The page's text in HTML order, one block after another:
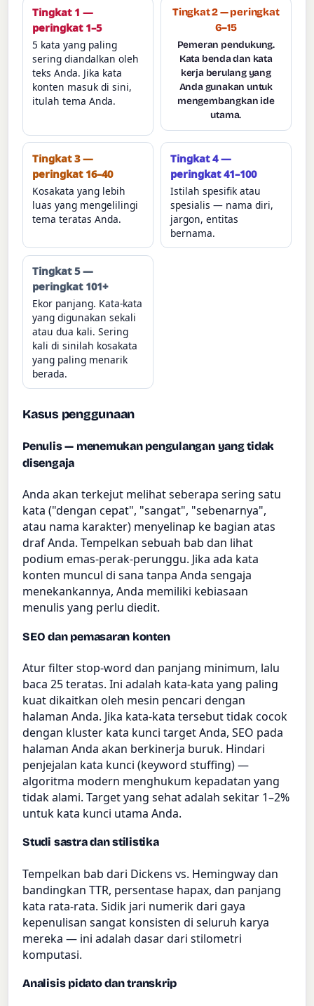
Tingkat 1 —
peringkat 1–5
5 kata yang paling
sering diandalkan oleh
teks Anda. Jika kata
konten masuk di sini,
itulah tema Anda.
Tingkat 2 — peringkat
6–15
Pemeran pendukung.
Kata benda dan kata
kerja berulang yang
Anda gunakan untuk
mengembangkan ide
utama.
Tingkat 3 —
peringkat 16–40
Kosakata yang lebih
luas yang mengelilingi
tema teratas Anda.
Tingkat 4 —
peringkat 41–100
Istilah spesifik atau
spesialis — nama diri,
jargon, entitas
bernama.
Tingkat 5 —
peringkat 101+
Ekor panjang. Kata-kata
yang digunakan sekali
atau dua kali. Sering
kali di sinilah kosakata
yang paling menarik
berada.
Kasus penggunaan
Penulis — menemukan pengulangan yang tidak
disengaja
Anda akan terkejut melihat seberapa sering satu
kata ("dengan cepat", "sangat", "sebenarnya",
atau nama karakter) menyelinap ke bagian atas
draf Anda. Tempelkan sebuah bab dan lihat
podium emas-perak-perunggu. Jika ada kata
konten muncul di sana tanpa Anda sengaja
menekankannya, Anda memiliki kebiasaan
menulis yang perlu diedit.
SEO dan pemasaran konten
Atur filter stop-word dan panjang minimum, lalu
baca 25 teratas. Ini adalah kata-kata yang paling
kuat dikaitkan oleh mesin pencari dengan
halaman Anda. Jika kata-kata tersebut tidak cocok
dengan kluster kata kunci target Anda, SEO pada
halaman Anda akan berkinerja buruk. Hindari
penjejalan kata kunci (keyword stuffing) —
algoritma modern menghukum kepadatan yang
tidak alami. Target yang sehat adalah sekitar 1–2%
untuk kata kunci utama Anda.
Studi sastra dan stilistika
Tempelkan bab dari Dickens vs. Hemingway dan
bandingkan TTR, persentase hapax, dan panjang
kata rata-rata. Sidik jari numerik dari gaya
kepenulisan sangat konsisten di seluruh karya
mereka — ini adalah dasar dari stilometri
komputasi.
Analisis pidato dan transkrip